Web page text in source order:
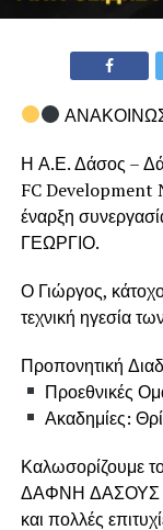
Η Α.Ε. Δάσος –
FC Development
έναρξη
ΓΕΩΡΓΙΟ.
Ο Γιώργος,
τεχνική ηγεσία
Προπονητική
Προεθνικές
Ακαδημίες:
Καλωσορίζουμε
ΔΑΦΝΗ ΔΑΣΟΥΣ
και πολλές